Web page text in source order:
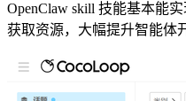
OpenClaw skill 技能基本能
获取资源，大幅提升智能体